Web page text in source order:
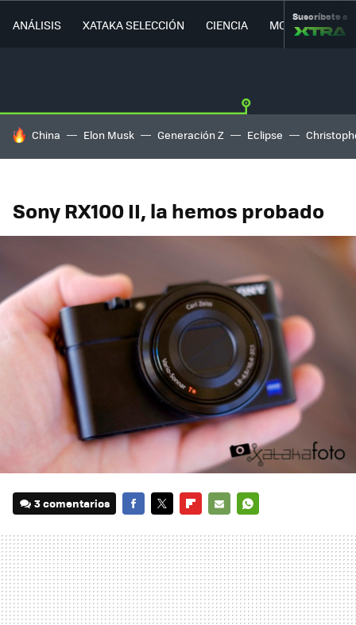
ANÁLISIS XATAKA SELECCIÓN CIENCIA MOVILIDAD
Suscríbete a
HOY SE HABLA DE
China Elon Musk Generación Z Eclipse
Sony RX100 II, la hemos probado
3 comentarios
MAIL